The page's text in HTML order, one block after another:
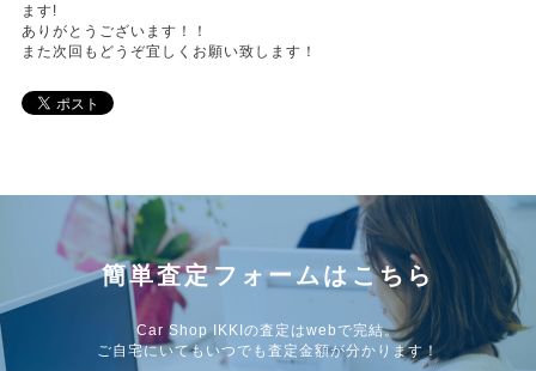
ます!
ありがとうございます！！
また次回もどうぞ宜しくお願い致します！
簡単査定フォームはこちら
Car Shop IKKIの査定はwebで完結。
ご自宅にいてもいつでも査定金額が分かります！